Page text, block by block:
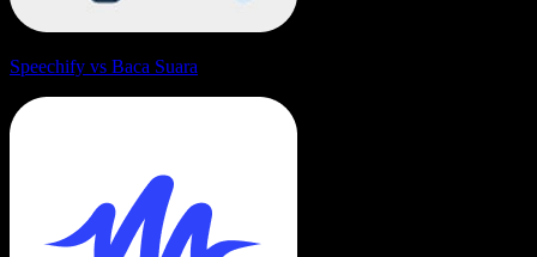
Speechify vs Baca Suara